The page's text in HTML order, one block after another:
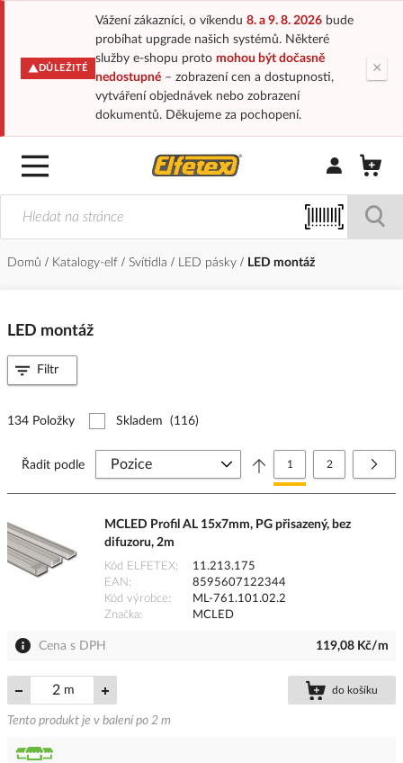
DŮLEŽITÉ
Vážení zákazníci, o víkendu 8. a 9. 8. 2026bude
probíhat upgrade našich systémů. Některé
služby e-shopu proto mohou být dočasně
nedostupné– zobrazení cen a dostupnosti,
vytváření objednávek nebo zobrazení
dokumentů. Děkujeme za pochopení.
×
Přihlásit/
Domů Katalogy-elf Svítidla LED pásky LED montáž
LED montáž
134 Položky Skladem (116)
Stránka
Právě si prohlížíte
1 Stránka
2
Řadit podle
MCLED Profil AL 15x7mm, PG přisazený, bez
difuzoru, 2m
Kód ELFETEX
11.213.175
EAN
8595607122344
Kód výrobce
ML-761.101.02.2
Značka
MCLED
Cena s DPH 119,08 Kč/m
m do košíku
Tento produkt je v balení po 2 m
Filtr